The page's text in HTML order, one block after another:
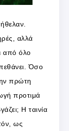
αλλά
από όλο
Όσο
πρώτη
προτιμά
Η ταινία
ως